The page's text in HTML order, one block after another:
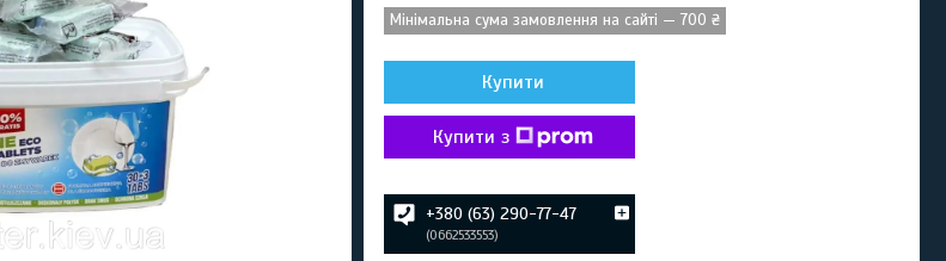
Мінімальна сума замовлення на сайті — 700 ₴
Купити
Купити з
+380 (63) 290-77-47
0662533553